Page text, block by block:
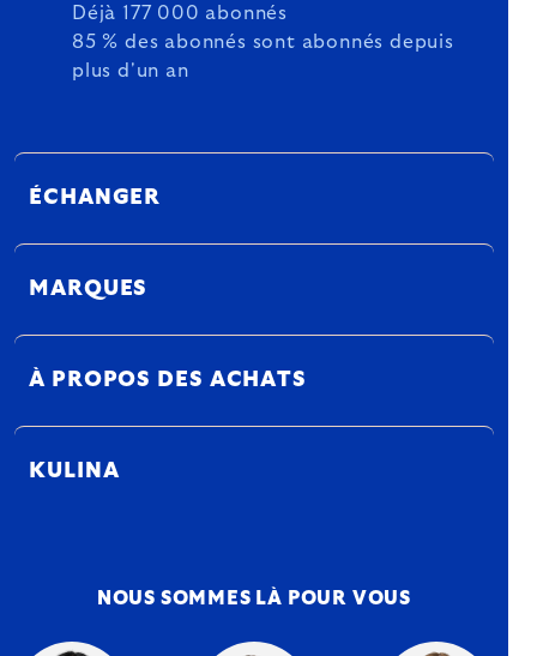
Déjà 177 000 abonnés
85 % des abonnés sont abonnés depuis
plus d'un an
ÉCHANGER
MARQUES
À PROPOS DES ACHATS
KULINA
NOUS SOMMES LÀ POUR VOUS